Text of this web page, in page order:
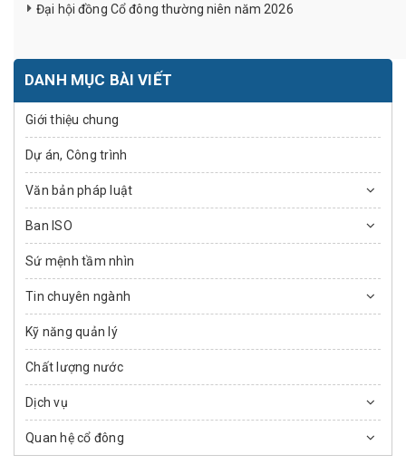
Đại hội đồng Cổ đông thường niên năm 2026
DANH MỤC BÀI VIẾT
Giới thiệu chung
Dự án, Công trình
Văn bản pháp luật
Ban ISO
Sứ mệnh tầm nhìn
Tin chuyên ngành
Kỹ năng quản lý
Chất lượng nước
Dịch vụ
Quan hệ cổ đông